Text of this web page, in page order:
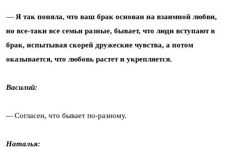
— Я так поняла, что ваш брак основан на взаимной любви,
но все-таки все семьи разные, бывает, что люди вступают в
брак, испытывая скорей дружеские чувства, а потом
оказывается, что любовь растет и укрепляется.
Василий:
—Согласен, что бывает по-разному.
Наталья: